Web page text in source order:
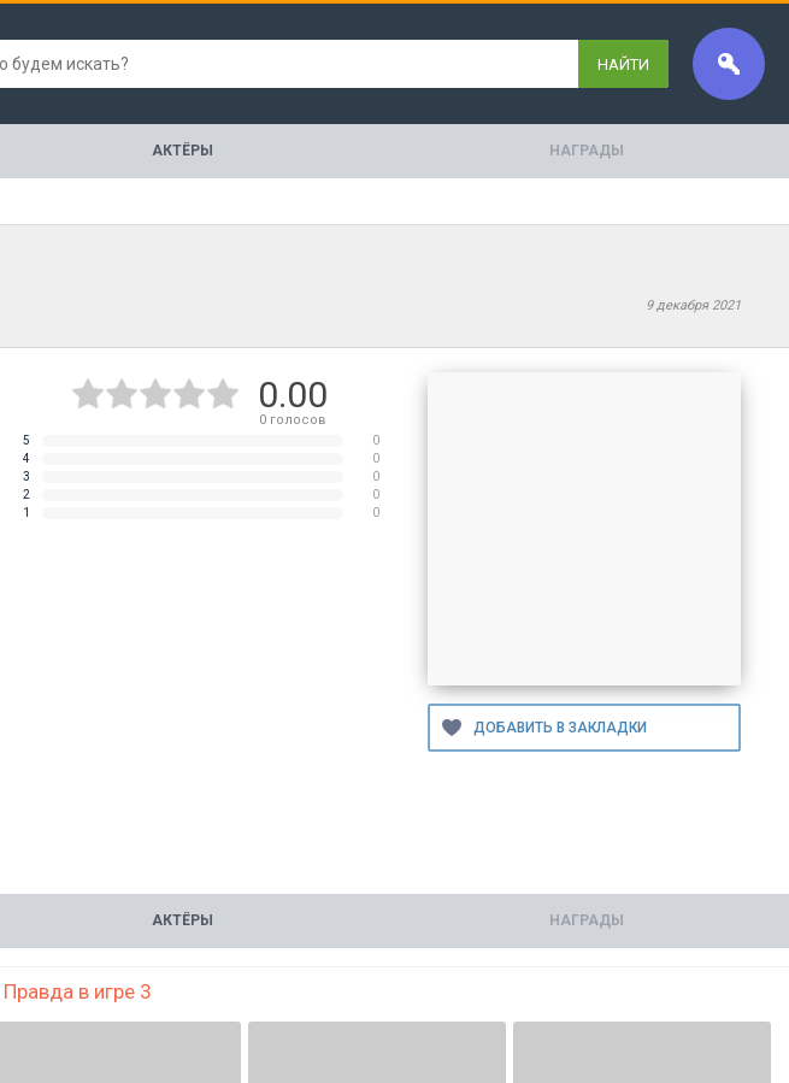
НАЙТИ
АКТЁРЫ НАГРАДЫ
9 декабря 2021
0.00
0голосов
5
0
4
0
3
0
2
0
1
0
АКТЁРЫ НАГРАДЫ
Правда в игре 3